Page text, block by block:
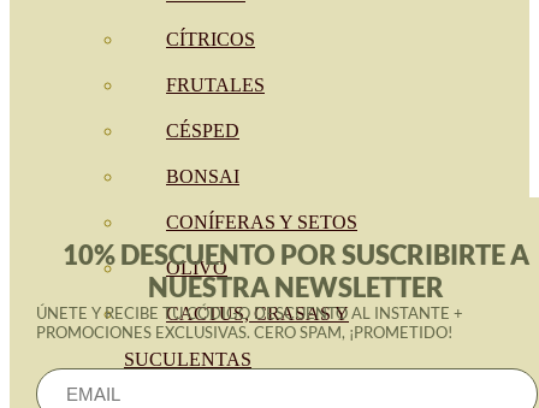
CÍTRICOS
FRUTALES
CÉSPED
BONSAI
CONÍFERAS Y SETOS
OLIVO
CACTUS, CRASAS Y
SUCULENTAS
10% DESCUENTO POR SUSCRIBIRTE A
NUESTRA NEWSLETTER
ÚNETE Y RECIBE TU CÓDIGO DESCUENTO AL INSTANTE +
PROMOCIONES EXCLUSIVAS. CERO SPAM, ¡PROMETIDO!